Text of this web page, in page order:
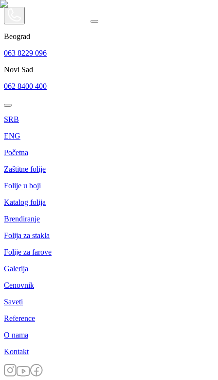
Beograd
063 8229 096
Novi Sad
062 8400 400
SRB
ENG
Početna
Zaštitne folije
Folije u boji
Katalog folija
Brendiranje
Folija za stakla
Folije za farove
Galerija
Cenovnik
Saveti
Reference
O nama
Kontakt